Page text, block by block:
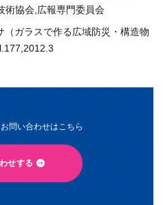
術協会,広報専門委員会
ガラスで作る広域防災・構造物
問い合わせはこちら
せする